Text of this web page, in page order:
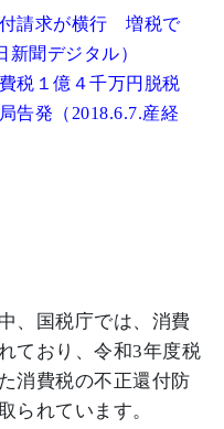
付請求が横行 増税で
新聞デジタル）
税１億４千万円脱税
告発（2018.6.7.産経
、国税庁では、消費
ており、令和3年度税
消費税の不正還付防
られています。